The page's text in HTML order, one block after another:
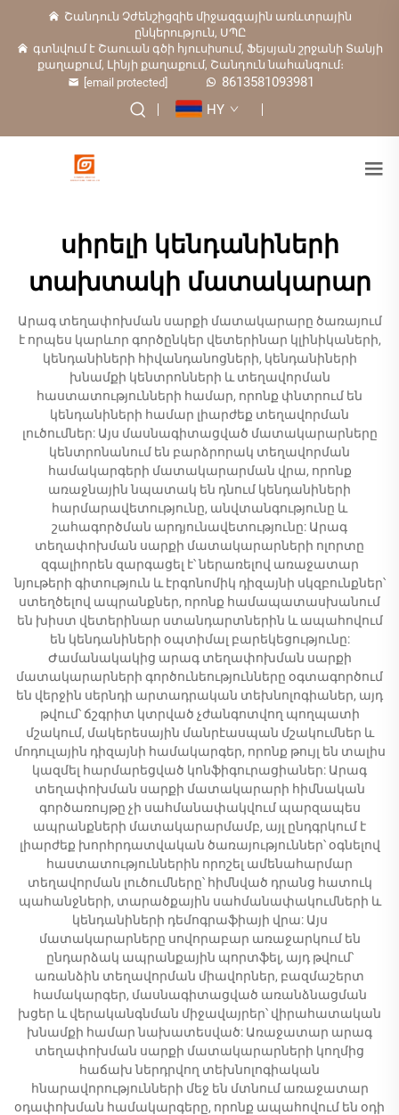
Շանդուն Չժենշիցզիե միջազգային առևտրային
ընկերություն, ՍՊԸ
գտնվում է Շաուան գծի հյուսիսում, Ֆեյսյան շրջանի Տանյի
քաղաքում, Լինյի քաղաքում, Շանդուն նահանգում։
[email protected]
8613581093981
HY
սիրելի կենդանիների
տախտակի մատակարար
Արագ տեղափոխման սարքի մատակարարը ծառայում
է որպես կարևոր գործընկեր վետերինար կլինիկաների,
կենդանիների հիվանդանոցների, կենդանիների
խնամքի կենտրոնների և տեղավորման
հաստատությունների համար, որոնք փնտրում են
կենդանիների համար լիարժեք տեղավորման
լուծումներ: Այս մասնագիտացված մատակարարները
կենտրոնանում են բարձրորակ տեղավորման
համակարգերի մատակարարման վրա, որոնք
առաջնային նպատակ են դնում կենդանիների
հարմարավետությունը, անվտանգությունը և
շահագործման արդյունավետությունը: Արագ
տեղափոխման սարքի մատակարարների ոլորտը
զգալիորեն զարգացել է՝ ներառելով առաջատար
նյութերի գիտություն և էրգոնոմիկ դիզայնի սկզբունքներ՝
ստեղծելով ապրանքներ, որոնք համապատասխանում
են խիստ վետերինար ստանդարտներին և ապահովում
են կենդանիների օպտիմալ բարեկեցությունը:
Ժամանակակից արագ տեղափոխման սարքի
մատակարարների գործունեությունները օգտագործում
են վերջին սերնդի արտադրական տեխնոլոգիաներ, այդ
թվում՝ ճշգրիտ կտրված չժանգոտվող պողպատի
մշակում, մակերեսային մանրէասպան մշակումներ և
մոդուլային դիզայնի համակարգեր, որոնք թույլ են տալիս
կազմել հարմարեցված կոնֆիգուրացիաներ: Արագ
տեղափոխման սարքի մատակարարի հիմնական
գործառույթը չի սահմանափակվում պարզապես
ապրանքների մատակարարմամբ, այլ ընդգրկում է
լիարժեք խորհրդատվական ծառայություններ՝ օգնելով
հաստատություններին որոշել ամենահարմար
տեղավորման լուծումները՝ հիմնված դրանց հատուկ
պահանջների, տարածքային սահմանափակումների և
կենդանիների դեմոգրաֆիայի վրա: Այս
մատակարարները սովորաբար առաջարկում են
ընդարձակ ապրանքային պորտֆել, այդ թվում՝
առանձին տեղավորման միավորներ, բազմաշերտ
համակարգեր, մասնագիտացված առանձնացման
խցեր և վերականգնման միջավայրեր՝ վիրահատական
խնամքի համար նախատեսված: Առաջատար արագ
տեղափոխման սարքի մատակարարների կողմից
հաճախ ներդրվող տեխնոլոգիական
հնարավորությունների մեջ են մտնում առաջատար
օդափոխման համակարգերը, որոնք ապահովում են օդի